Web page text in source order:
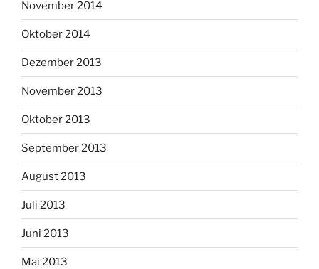
November 2014
Oktober 2014
Dezember 2013
November 2013
Oktober 2013
September 2013
August 2013
Juli 2013
Juni 2013
Mai 2013